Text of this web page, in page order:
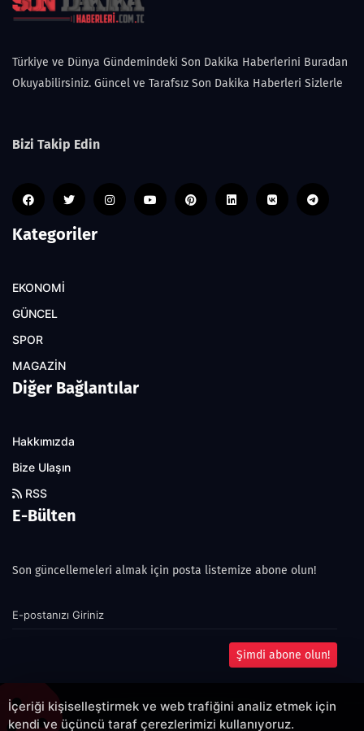
Türkiye ve Dünya Gündemindeki Son Dakika Haberlerini Buradan
Okuyabilirsiniz. Güncel ve Tarafsız Son Dakika Haberleri Sizlerle
Bizi Takip Edin
Kategoriler
EKONOMİ
GÜNCEL
SPOR
MAGAZİN
Diğer Bağlantılar
Hakkımızda
Bize Ulaşın
RSS
E-Bülten
Son güncellemeleri almak için posta listemize abone olun!
Şimdi abone olun!
İçeriği kişiselleştirmek ve web trafiğini analiz etmek için
kendi ve üçüncü taraf çerezlerimizi kullanıyoruz.